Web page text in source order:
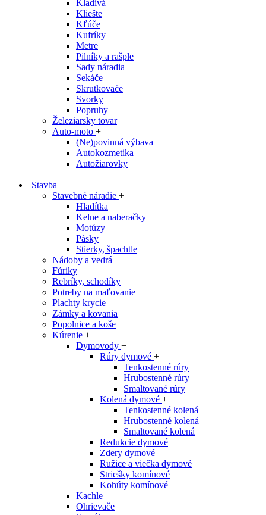
Kladivá
Kliešte
Kľúče
Kufríky
Metre
Pilníky a rašple
Sady náradia
Sekáče
Skrutkovače
Svorky
Popruhy
Železiarsky tovar
Auto-moto +
(Ne)povinná výbava
Autokozmetika
Autožiarovky
+
Stavba
Stavebné náradie +
Hladítka
Kelne a naberačky
Motúzy
Pásky
Stierky, špachtle
Nádoby a vedrá
Fúriky
Rebríky, schodíky
Potreby na maľovanie
Plachty krycie
Zámky a kovania
Popolnice a koše
Kúrenie +
Dymovody +
Rúry dymové +
Tenkostenné rúry
Hrubostenné rúry
Smaltované rúry
Kolená dymové +
Tenkostenné kolená
Hrubostenné kolená
Smaltované kolená
Redukcie dymové
Zdery dymové
Ružice a viečka dymové
Striešky komínové
Kohúty komínové
Kachle
Ohrievače